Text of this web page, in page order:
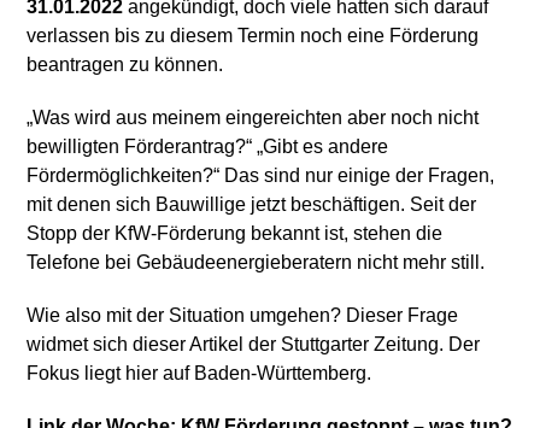
31.01.2022 angekündigt, doch viele hatten sich darauf
verlassen bis zu diesem Termin noch eine Förderung
beantragen zu können.
„Was wird aus meinem eingereichten aber noch nicht
bewilligten Förderantrag?“ „Gibt es andere
Fördermöglichkeiten?“ Das sind nur einige der Fragen,
mit denen sich Bauwillige jetzt beschäftigen. Seit der
Stopp der KfW-Förderung bekannt ist, stehen die
Telefone bei Gebäudeenergieberatern nicht mehr still.
Wie also mit der Situation umgehen? Dieser Frage
widmet sich dieser Artikel der Stuttgarter Zeitung. Der
Fokus liegt hier auf Baden-Württemberg.